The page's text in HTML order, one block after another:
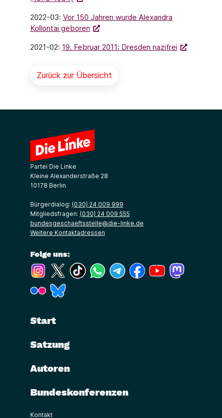
2022-03: Vor 150 Jahren wurde Alexandra
Kollontai geboren
2021-02: 19. Februar 2011: Dresden nazifrei
Zurück zur Übersicht
Partei Die Linke
Kleine Alexanderstraße 28
10178 Berlin
Bürgerdialog: (030) 24 009 999
Mitgliedsfragen: (030) 24 009 555
bundesgeschaeftsstelle@die-linke.de
Weitere Kontaktadressen
Folge uns:
(Link öffnet ein neues Fenster)
(Link öffnet ein neues Fenster)
(Link öffnet ein neues Fenster)
(Link öffnet ein neues Fenster)
(Link öffnet ein neues Fenster)
(Link öffnet ein neues
(Link öffnet ein
(Link öffnet ein neues Fenster)
Start
Satzung
Autoren
Bundeskonferenzen
Kontakt